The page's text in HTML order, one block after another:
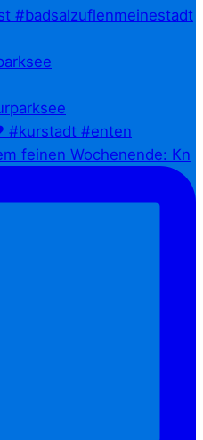
feinen Wochenende: Kn